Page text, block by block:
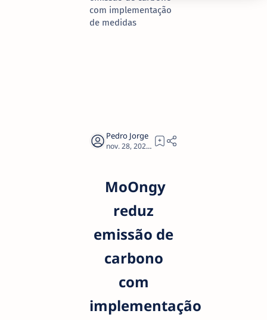
com implementação
de medidas
3
MoOngy
reduz
emissão de
carbono
com
implementação